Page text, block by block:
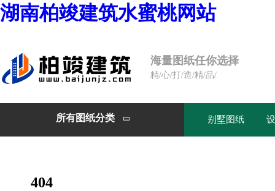
湖南柏竣建筑水蜜桃网站
海量图纸任你选择
精/心/打/造/精/品/
所有图纸分类  别墅图纸
404